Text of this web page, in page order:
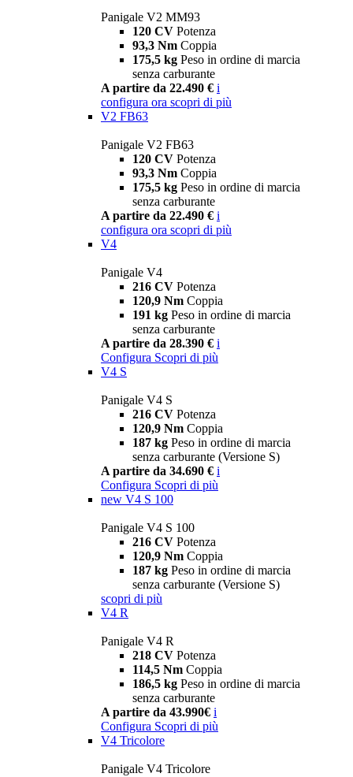
Panigale V2 MM93
120 CV Potenza
93,3 Nm Coppia
175,5 kg Peso in ordine di marcia
senza carburante
A partire da 22.490 € i
configura ora scopri di più
V2 FB63
Panigale V2 FB63
120 CV Potenza
93,3 Nm Coppia
175,5 kg Peso in ordine di marcia
senza carburante
A partire da 22.490 € i
configura ora scopri di più
V4
Panigale V4
216 CV Potenza
120,9 Nm Coppia
191 kg Peso in ordine di marcia
senza carburante
A partire da 28.390 € i
Configura Scopri di più
V4 S
Panigale V4 S
216 CV Potenza
120,9 Nm Coppia
187 kg Peso in ordine di marcia
senza carburante (Versione S)
A partire da 34.690 € i
Configura Scopri di più
new V4 S 100
Panigale V4 S 100
216 CV Potenza
120,9 Nm Coppia
187 kg Peso in ordine di marcia
senza carburante (Versione S)
scopri di più
V4 R
Panigale V4 R
218 CV Potenza
114,5 Nm Coppia
186,5 kg Peso in ordine di marcia
senza carburante
A partire da 43.990€ i
Configura Scopri di più
V4 Tricolore
Panigale V4 Tricolore